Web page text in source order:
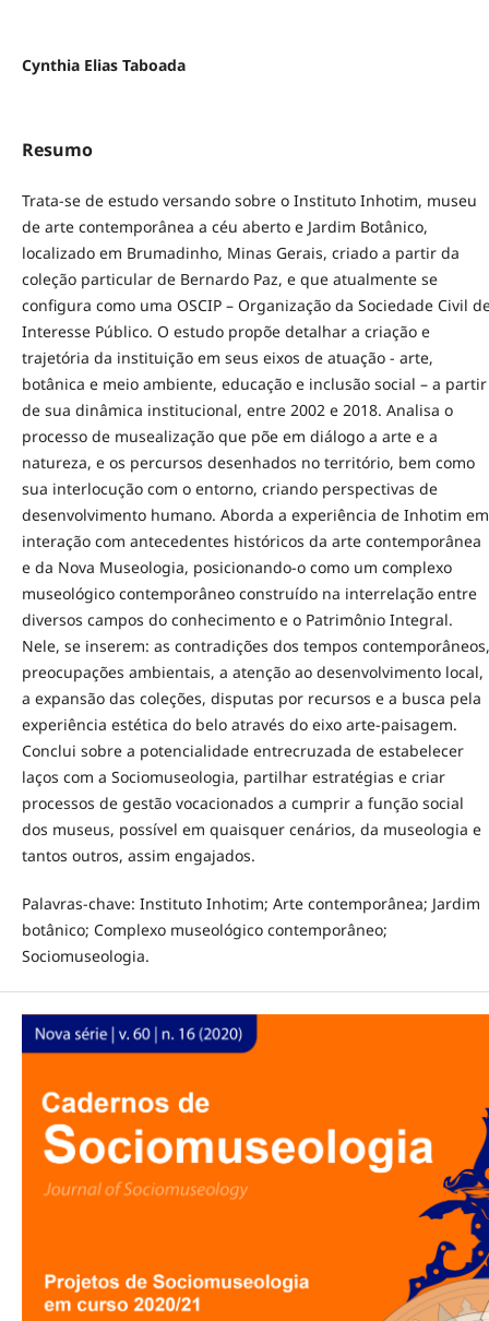
Cynthia Elias Taboada
Resumo
Trata-se de estudo versando sobre o Instituto Inhotim, museu
de arte contemporânea a céu aberto e Jardim Botânico,
localizado em Brumadinho, Minas Gerais, criado a partir da
coleção particular de Bernardo Paz, e que atualmente se
configura como uma OSCIP – Organização da Sociedade Civil
Interesse Público. O estudo propõe detalhar a criação e
trajetória da instituição em seus eixos de atuação - arte,
botânica e meio ambiente, educação e inclusão social – a partir
de sua dinâmica institucional, entre 2002 e 2018. Analisa o
processo de musealização que põe em diálogo a arte e a
natureza, e os percursos desenhados no território, bem como
sua interlocução com o entorno, criando perspectivas de
desenvolvimento humano. Aborda a experiência de Inhotim em
interação com antecedentes históricos da arte contemporânea
e da Nova Museologia, posicionando-o como um complexo
museológico contemporâneo construído na interrelação entre
diversos campos do conhecimento e o Patrimônio Integral.
Nele, se inserem: as contradições dos tempos contemporâneos,
preocupações ambientais, a atenção ao desenvolvimento local,
a expansão das coleções, disputas por recursos e a busca pela
experiência estética do belo através do eixo arte-paisagem.
Conclui sobre a potencialidade entrecruzada de estabelecer
laços com a Sociomuseologia, partilhar estratégias e criar
processos de gestão vocacionados a cumprir a função social
dos museus, possível em quaisquer cenários, da museologia e
tantos outros, assim engajados.
Palavras-chave: Instituto Inhotim; Arte contemporânea; Jardim
botânico; Complexo museológico contemporâneo;
Sociomuseologia.